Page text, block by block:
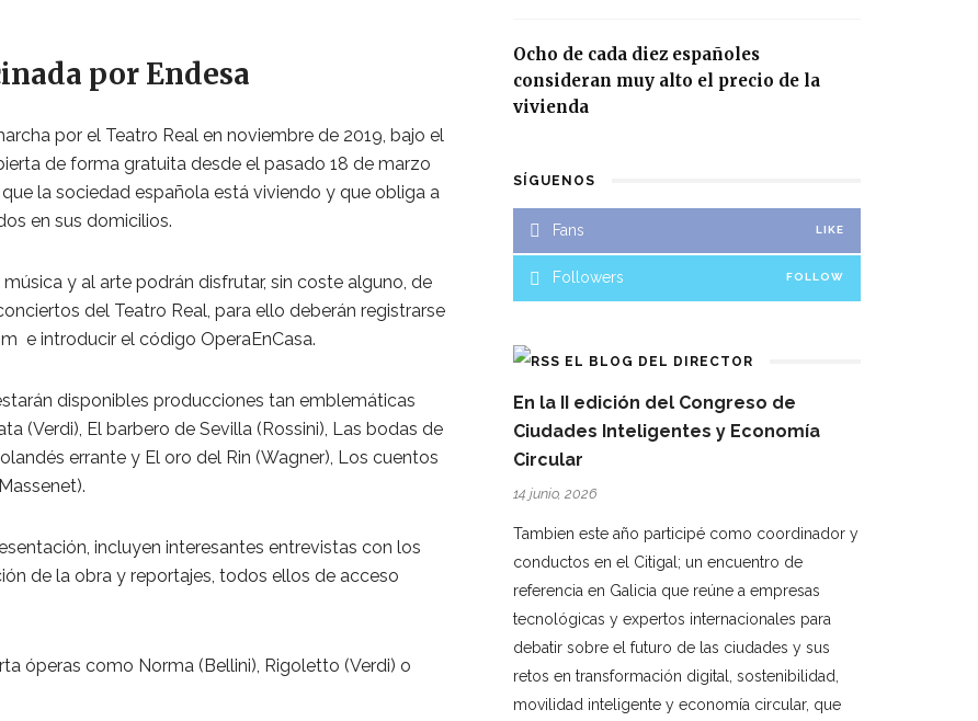
por Endesa
por el Teatro Real en noviembre de 2019, bajo el
de forma gratuita desde el pasado 18 de marzo
la sociedad española está viviendo y que obliga a
en sus domicilios.
y al arte podrán disfrutar, sin coste alguno, de
del Teatro Real, para ello deberán registrarse
e introducir el código OperaEnCasa.
disponibles producciones tan emblemáticas
(Verdi), El barbero de Sevilla (Rossini), Las bodas de
errante y El oro del Rin (Wagner), Los cuentos
incluyen interesantes entrevistas con los
de la obra y reportajes, todos ellos de acceso
óperas como Norma (Bellini), Rigoletto (Verdi) o
Ocho de cada diez españoles
consideran muy alto el precio de la
vivienda
SÍGUENOS
Fans LIKE
Followers FOLLOW
EL BLOG DEL DIRECTOR
En la II edición del Congreso de
Ciudades Inteligentes y Economía
Circular
14 junio, 2026
Tambien este año participé como coordinador y
conductos en el Citigal; un encuentro de
referencia en Galicia que reúne a empresas
tecnológicas y expertos internacionales para
debatir sobre el futuro de las ciudades y sus
retos en transformación digital, sostenibilidad,
movilidad inteligente y economía circular, que